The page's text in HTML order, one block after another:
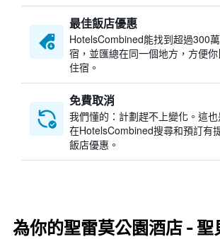
最佳飯店優惠
HotelsCombined​能找到超過300
宿，並匯總在同一個地方，方便
住宿。
免費取消
我們懂的：計劃趕不上變化。這
在HotelsCombined搜尋和預訂有
飯店優惠。
為你的聖雷莫公園酒店 - 聖